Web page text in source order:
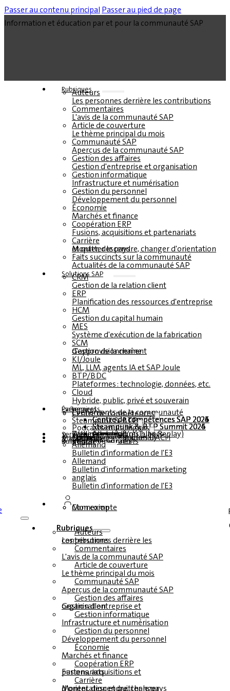
Passer au contenu principal Passer au pied de page
Information et éducation par et pour la communauté SAP
Rubriques
Auteurs
Les personnes derrière les contributions
Commentaires
L'avis de la communauté SAP
Article de couverture
Le thème principal du mois
Communauté SAP
Aperçus de la communauté SAP
Gestion des affaires
Gestion d'entreprise et organisation
Gestion informatique
Infrastructure et numérisation
Gestion du personnel
Développement du personnel
Économie
Marchés et finance
Coopération ERP
Fusions, acquisitions et partenariats
Carrière
Monter, descendre, changer d'orientation et quitter le pays
Faits succincts sur la communauté
Actualités de la communauté SAP
Solutions SAP
CRM
Gestion de la relation client
ERP
Planification des ressources d'entreprise
HCM
Gestion du capital humain
MES
Système d'exécution de la fabrication
SCM
Gestion de la chaîne d'approvisionnement
KI/Joule
ML, LLM, agents IA et SAP Joule
BTP/BDC
Plateformes : technologie, données, etc.
Cloud
Hybride, public, privé et souverain
Partenaires
Événements
Événements de la communauté
Centre de compétences
Centre de compétences SAP 2026
Centre de compétences SAP 2025
Centre de compétences SAP 2024
Centre de compétences SAP 2023
Steampunk & BTP
Steampunk & BTP Summit 2026
Steampunk & BTP Summit 2025
Steampunk & BTP Summit 2024
Podcasts multilingues
Allemand
anglais
espagnol
français
Tables rondes (YouTube Replay)
Webinaires et livres blancs
Service
Formulaires
Contact
Données médiatiques DACH
Kit média (international)
Magazine
s'abonner ici
pour les abonnés
magazines gratuits
Bulletin
Allemand
Bulletin d'information de l'E3
Allemand
Bulletin d'information marketing
anglais
Bulletin d'information de l'E3
Connexion
Mon compte
Rubriques
Auteurs
Les personnes derrière les contributions
Commentaires
L'avis de la communauté SAP
Article de couverture
Le thème principal du mois
Communauté SAP
Aperçus de la communauté SAP
Gestion des affaires
Gestion d'entreprise et organisation
Gestion informatique
Infrastructure et numérisation
Gestion du personnel
Développement du personnel
Économie
Marchés et finance
Coopération ERP
Fusions, acquisitions et partenariats
Carrière
Monter, descendre, changer d'orientation et quitter le pays